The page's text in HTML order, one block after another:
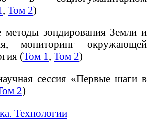
, Том 2)
методы зондирования Земли и
мониторинг окружающей
(Том 1 , Том 2)
сессия «Первые шаги в
2)
Технологии